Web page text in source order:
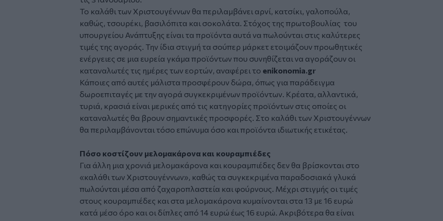
Το καλάθι των Χριστουγέννων θα περιλαμβάνει αρνί, κατσίκι, γαλοπούλα,
καθώς, τσουρέκι, βασιλόπιτα και σοκολάτα. Στόχος της πρωτοβουλίας του
υπουργείου Ανάπτυξης είναι τα προϊόντα αυτά να πωλούνται στις καλύτερες
τιμές της αγοράς. Την ίδια στιγμή τα σούπερ μάρκετ ετοιμάζουν προωθητικές
ενέργειες σε μια ευρεία γκάμα προϊόντων που συνηθίζεται να αγοράζουν οι
καταναλωτές τις ημέρες των εορτών, αναφέρει το enikonomia.gr
Κάποιες από αυτές μάλιστα προσφέρουν δώρα, όπως για παράδειγμα
δωροεπιταγές με την αγορά συγκεκριμένων προϊόντων. Κρέατα, αλλαντικά,
τυριά, κρασιά είναι μερικές από τις κατηγορίες προϊόντων στις οποίες οι
καταναλωτές θα βρουν σημαντικές προσφορές. Στο καλάθι των Χριστουγέννων
θα περιλαμβάνονται τόσο επώνυμα όσο και προϊόντα ιδιωτικής ετικέτας.
Πόσο κοστίζουν μελομακάρονα και κουραμπιέδες
Για άλλη μια χρονιά μελομακάρονα και κουραμπιέδες δεν θα βρίσκονται στο
«καλάθι των Χριστουγέννων», καθώς τα συγκεκριμένα παραδοσιακά γλυκά
πωλούνται μέσα από ζαχαροπλαστεία και φούρνους. Μέχρι στιγμής οι τιμές
στους κουραμπιέδες και στα μελομακάρονα κυμαίνονται στα 13 με 16 ευρώ
κατά μέσο όρο και οι δίπλες από 14 ευρώ έως 16 ευρώ. Ακριβότερα θα είναι